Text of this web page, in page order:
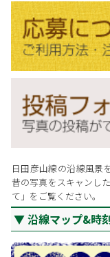
日田彦山線の沿線風景
昔の写真をスキャンし
て」をご覧ください。
沿線マップ&時